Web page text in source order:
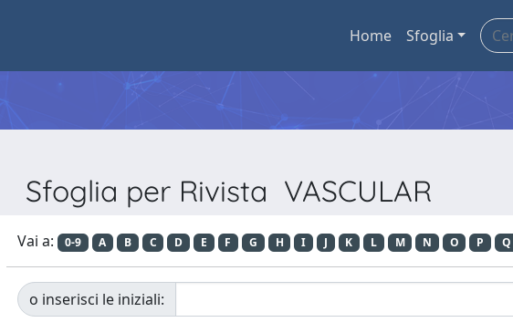
Home Sfoglia
Sfoglia per Rivista VASCULAR
Vai a: 0-9 A B C D E F G H I J K L M N O P Q
o inserisci le iniziali: